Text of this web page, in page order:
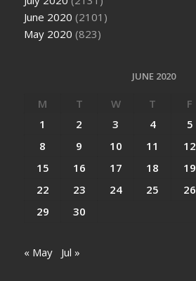
June 2020 (2101)
May 2020 (823)
JUNE 2020
M T W T F
1
2 3 4 5
8
9 10 11 12
15
16 17 18 19
22
23 24 25 26
29
30
« May Jul »